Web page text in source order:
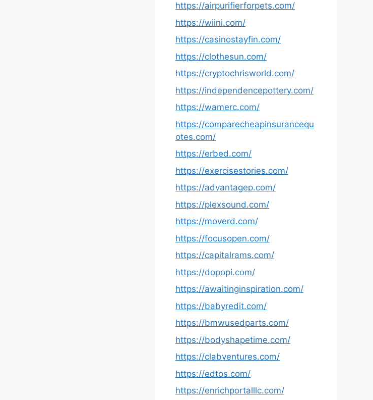
https://airpurifierforpets.com/
https://wiini.com/
https://casinostayfin.com/
https://clothesun.com/
https://cryptochrisworld.com/
https://independencepottery.com/
https://wamerc.com/
https://comparecheapinsurancequ
otes.com/
https://erbed.com/
https://exercisestories.com/
https://advantagep.com/
https://plexsound.com/
https://moverd.com/
https://focusopen.com/
https://capitalrams.com/
https://dopopi.com/
https://awaitinginspiration.com/
https://babyredit.com/
https://bmwusedparts.com/
https://bodyshapetime.com/
https://clabventures.com/
https://edtos.com/
https://enrichportalllc.com/